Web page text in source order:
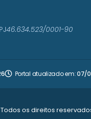
46.634.523/0001-90
Portal atualizado em:07/
os direitos